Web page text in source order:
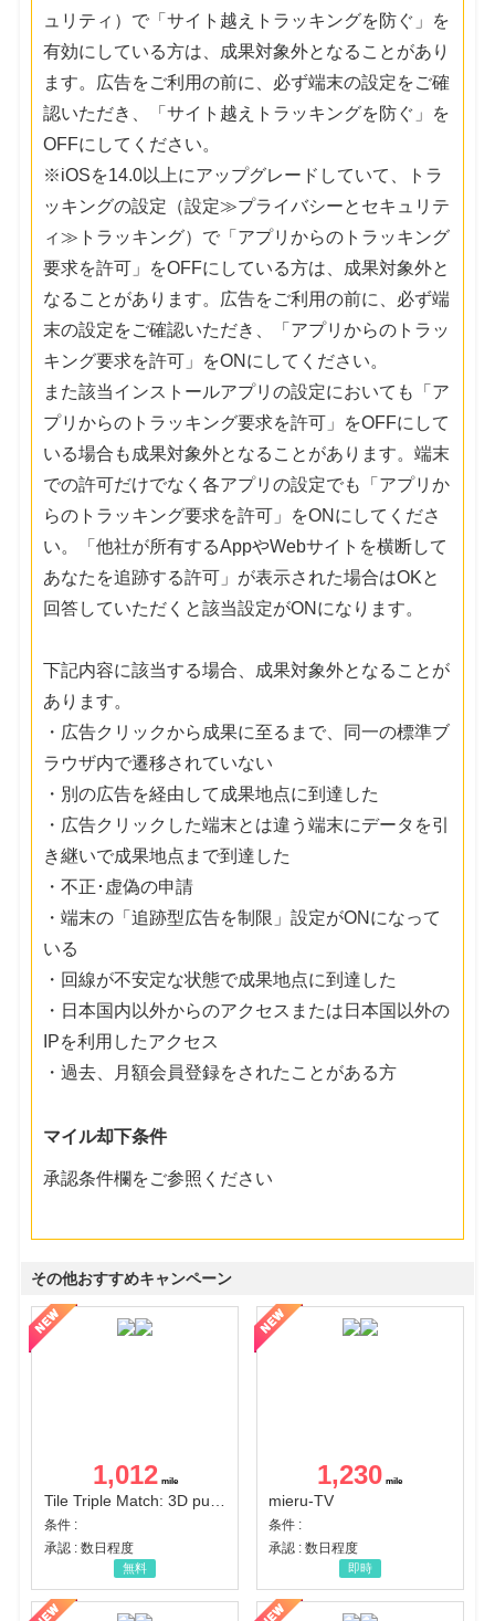
ュリティ）で「サイト越えトラッキングを防ぐ」を
有効にしている方は、成果対象外となることがあり
ます。広告をご利用の前に、必ず端末の設定をご確
認いただき、「サイト越えトラッキングを防ぐ」を
OFFにしてください。
※iOSを14.0以上にアップグレードしていて、トラ
ッキングの設定（設定≫プライバシーとセキュリテ
ィ≫トラッキング）で「アプリからのトラッキング
要求を許可」をOFFにしている方は、成果対象外と
なることがあります。広告をご利用の前に、必ず端
末の設定をご確認いただき、「アプリからのトラッ
キング要求を許可」をONにしてください。
また該当インストールアプリの設定においても「ア
プリからのトラッキング要求を許可」をOFFにして
いる場合も成果対象外となることがあります。端末
での許可だけでなく各アプリの設定でも「アプリか
らのトラッキング要求を許可」をONにしてくださ
い。「他社が所有するAppやWebサイトを横断して
あなたを追跡する許可」が表示された場合はOKと
回答していただくと該当設定がONになります。
下記内容に該当する場合、成果対象外となることが
あります。
・広告クリックから成果に至るまで、同一の標準ブ
ラウザ内で遷移されていない
・別の広告を経由して成果地点に到達した
・広告クリックした端末とは違う端末にデータを引
き継いで成果地点まで到達した
・不正･虚偽の申請
・端末の「追跡型広告を制限」設定がONになって
いる
・回線が不安定な状態で成果地点に到達した
・日本国内以外からのアクセスまたは日本国以外の
IPを利用したアクセス
・過去、月額会員登録をされたことがある方
マイル却下条件
承認条件欄をご参照ください
その他おすすめキャンペーン
1,012
Tile Triple Match: 3D puzzle
条件 :
承認 : 数日程度
無料
1,230
mieru-TV
条件 :
承認 : 数日程度
即時